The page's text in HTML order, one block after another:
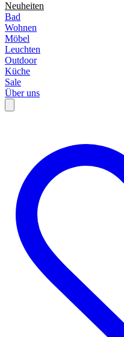
Neuheiten
Bad
Wohnen
Möbel
Leuchten
Outdoor
Küche
Sale
Über uns